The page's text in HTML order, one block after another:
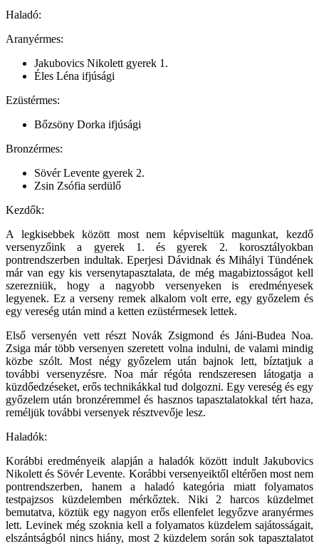
Haladó:
Aranyérmes:
Jakubovics Nikolett gyerek 1.
Éles Léna ifjúsági
Ezüstérmes:
Bőzsöny Dorka ifjúsági
Bronzérmes:
Sövér Levente gyerek 2.
Zsin Zsófia serdülő
Kezdők:
A legkisebbek között most nem képviseltük magunkat, kezdő
versenyzőink a gyerek 1. és gyerek 2. korosztályokban
pontrendszerben indultak. Eperjesi Dávidnak és Mihályi Tündének
már van egy kis versenytapasztalata, de még magabiztosságot kell
szerezniük, hogy a nagyobb versenyeken is eredményesek
legyenek. Ez a verseny remek alkalom volt erre, egy győzelem és
egy vereség után mind a ketten ezüstérmesek lettek.
Első versenyén vett részt Novák Zsigmond és Jáni-Budea Noa.
Zsiga már több versenyen szeretett volna indulni, de valami mindig
közbe szólt. Most négy győzelem után bajnok lett, bíztatjuk a
további versenyzésre. Noa már régóta rendszeresen látogatja a
küzdőedzéseket, erős technikákkal tud dolgozni. Egy vereség és egy
győzelem után bronzéremmel és hasznos tapasztalatokkal tért haza,
reméljük további versenyek résztvevője lesz.
Haladók:
Korábbi eredményeik alapján a haladók között indult Jakubovics
Nikolett és Sövér Levente. Korábbi versenyeiktől eltérően most nem
pontrendszerben, hanem a haladó kategória miatt folyamatos
testpajzsos küzdelemben mérkőztek. Niki 2 harcos küzdelmet
bemutatva, köztük egy nagyon erős ellenfelet legyőzve aranyérmes
lett. Levinek még szoknia kell a folyamatos küzdelem sajátosságait,
elszántságból nincs hiány, most 2 küzdelem során sok tapasztalatot